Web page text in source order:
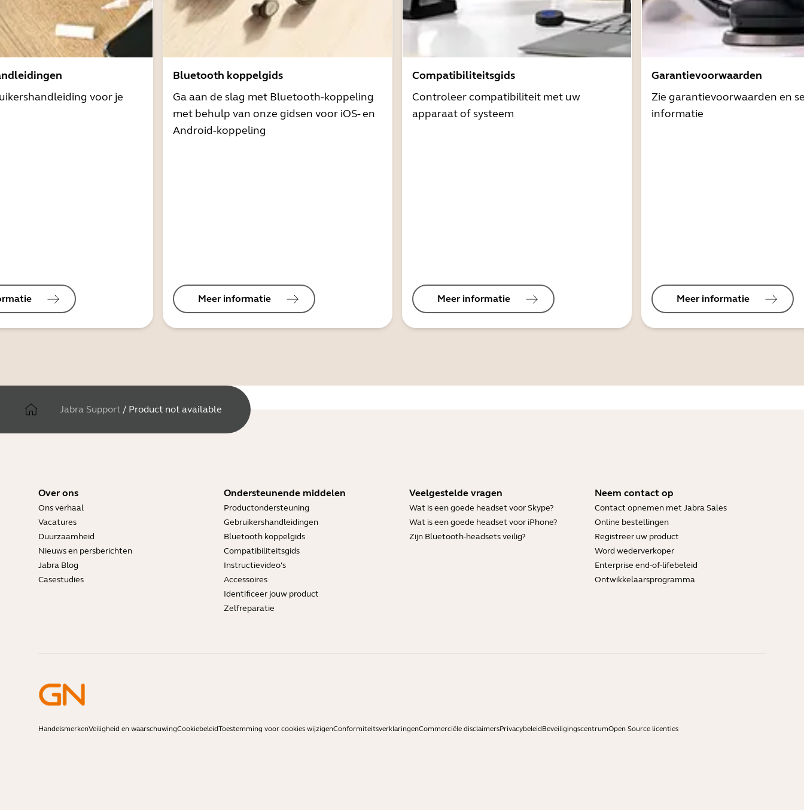
voor je
Bluetooth koppelgids
Ga aan de slag met Bluetooth-koppeling
met behulp van onze gidsen voor iOS- en
Android-koppeling
Meer informatie
Compatibiliteitsgids
Controleer compatibiliteit met uw
apparaat of systeem
Meer informatie
Garantievoorwaarden
Zie garantievoorwaarden en
informatie
Meer informatie
Jabra Support / Product not available
Over ons
Ons verhaal
Vacatures
Duurzaamheid
Nieuws en persberichten
Jabra Blog
Casestudies
Ondersteunende middelen
Productondersteuning
Gebruikershandleidingen
Bluetooth koppelgids
Compatibiliteitsgids
Instructievideo's
Accessoires
Identificeer jouw product
Zelfreparatie
Veelgestelde vragen
Wat is een goede headset voor Skype?
Wat is een goede headset voor iPhone?
Zijn Bluetooth-headsets veilig?
Neem contact op
Contact opnemen met Jabra Sales
Online bestellingen
Registreer uw product
Word wederverkoper
Enterprise end-of-lifebeleid
Ontwikkelaarsprogramma
HandelsmerkenVeiligheid en waarschuwingCookiebeleidToestemming voor cookies wijzigenConformiteitsverklaringenCommerciële disclaimersPrivacybeleidBeveiligingscentrumOpen Source licenties